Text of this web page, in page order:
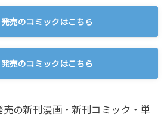
発売のコミックはこちら
発売のコミックはこちら
の新刊漫画・新刊コミック・単